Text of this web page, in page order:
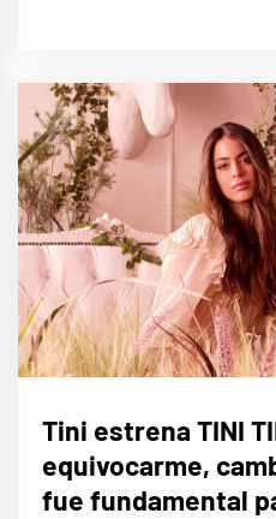
Tini estrena TINI
equivocarme,
fue fundamental